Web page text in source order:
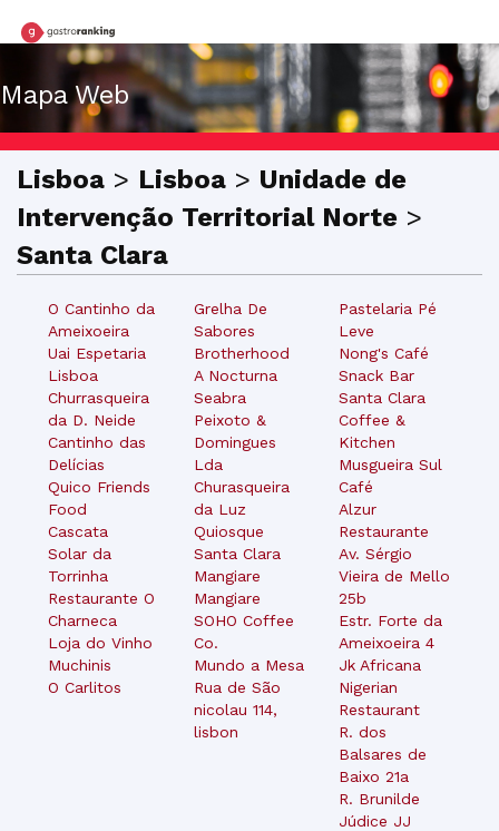
Mapa Web
Lisboa > Lisboa > Unidade de
Intervenção Territorial Norte >
Santa Clara
O Cantinho da
Ameixoeira
Uai Espetaria
Lisboa
Churrasqueira
da D. Neide
Cantinho das
Delícias
Quico Friends
Food
Cascata
Solar da
Torrinha
Restaurante O
Charneca
Loja do Vinho
Muchinis
O Carlitos
Grelha De
Sabores
Brotherhood
A Nocturna
Seabra
Peixoto &
Domingues
Lda
Churasqueira
da Luz
Quiosque
Santa Clara
Mangiare
Mangiare
SOHO Coffee
Co.
Mundo a Mesa
Rua de São
nicolau 114,
lisbon
Pastelaria Pé
Leve
Nong's Café
Snack Bar
Santa Clara
Coffee &
Kitchen
Musgueira Sul
Café
Alzur
Restaurante
Av. Sérgio
Vieira de Mello
25b
Estr. Forte da
Ameixoeira 4
Jk Africana
Nigerian
Restaurant
R. dos
Balsares de
Baixo 21a
R. Brunilde
Júdice JJ